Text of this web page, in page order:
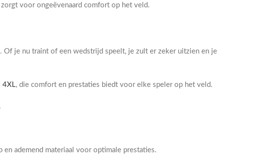
voor ongeëvenaard comfort op het veld.
je nu traint of een wedstrijd speelt, je zult er zeker uitzien en je
4XL, die comfort en prestaties biedt voor elke speler op het veld.
ademend materiaal voor optimale prestaties.